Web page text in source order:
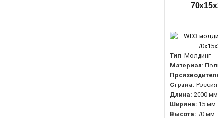
Тип: Молдинг
Материал:
Страна: Россия
Длина: 2000 мм
Ширина: 15 мм
Высота: 70 мм